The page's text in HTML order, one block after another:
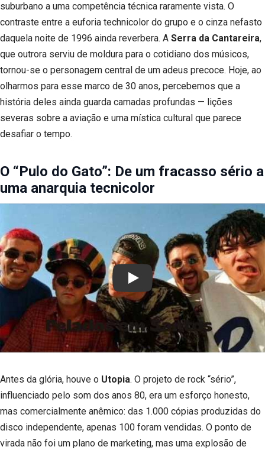
suburbano a uma competência técnica raramente vista. O
contraste entre a euforia technicolor do grupo e o cinza nefasto
daquela noite de 1996 ainda reverbera. A Serra da Cantareira,
que outrora serviu de moldura para o cotidiano dos músicos,
tornou-se o personagem central de um adeus precoce. Hoje, ao
olharmos para esse marco de 30 anos, percebemos que a
história deles ainda guarda camadas profundas — lições
severas sobre a aviação e uma mística cultural que parece
desafiar o tempo.
O “Pulo do Gato”: De um fracasso sério a
uma anarquia tecnicolor
Play
Antes da glória, houve o Utopia. O projeto de rock “sério”,
influenciado pelo som dos anos 80, era um esforço honesto,
mas comercialmente anêmico: das 1.000 cópias produzidas do
disco independente, apenas 100 foram vendidas. O ponto de
virada não foi um plano de marketing, mas uma explosão de